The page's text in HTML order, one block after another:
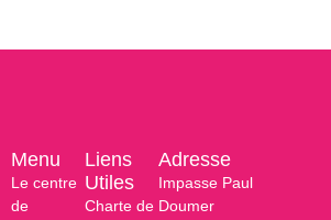
Liens
Utiles
Charte de
Menu
Le centre
de
Adresse
Impasse Paul
Doumer